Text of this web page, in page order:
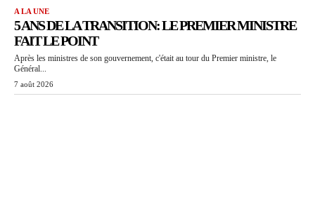
A LA UNE
5 ANS DE LA TRANSITION: LE PREMIER MINISTRE
FAIT LE POINT
Après les ministres de son gouvernement, c'était au tour du Premier ministre, le
Général...
7 août 2026